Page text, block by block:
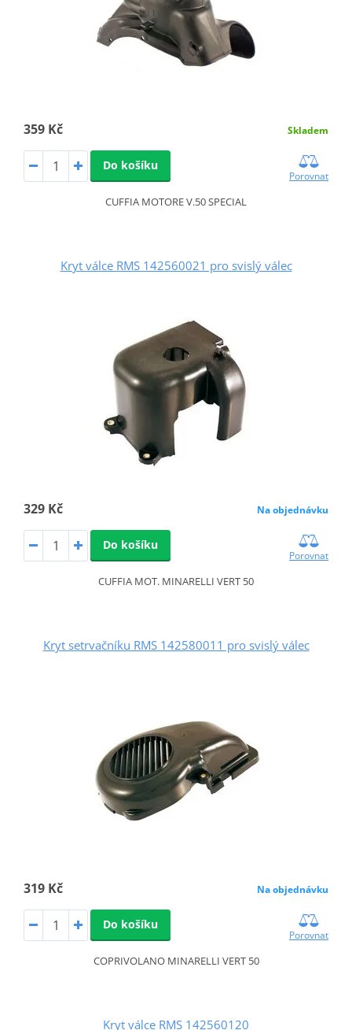
359 Kč Skladem
Do košíku
Porovnat
CUFFIA MOTORE V.50 SPECIAL
Kryt válce RMS 142560021 pro svislý válec
329 Kč Na objednávku
Do košíku
Porovnat
CUFFIA MOT. MINARELLI VERT 50
Kryt setrvačníku RMS 142580011 pro svislý válec
319 Kč Na objednávku
Do košíku
Porovnat
COPRIVOLANO MINARELLI VERT 50
Kryt válce RMS 142560120